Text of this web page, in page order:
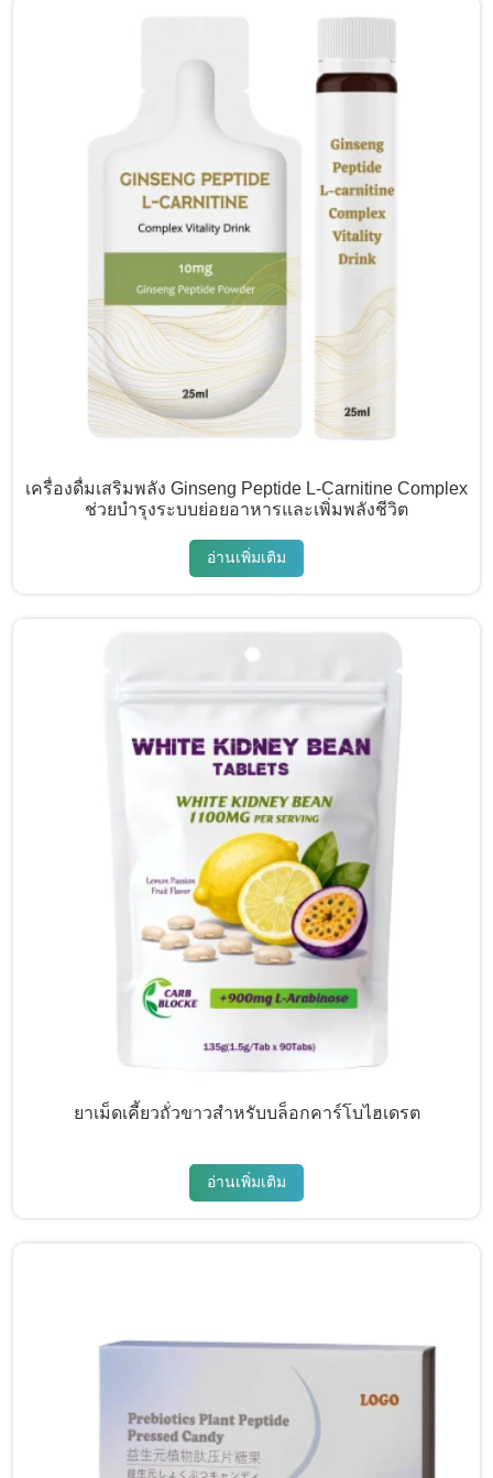
เครื่องดื่มเสริมพลัง Ginseng Peptide L-Carnitine Complex
ช่วยบำรุงระบบย่อยอาหารและเพิ่มพลังชีวิต
อ่านเพิ่มเติม
ยาเม็ดเคี้ยวถั่วขาวสำหรับบล็อกคาร์โบไฮเดรต
อ่านเพิ่มเติม